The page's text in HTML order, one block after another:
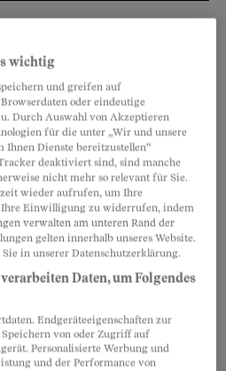
können sich
Arbeitnehmer ein Stück
schwarz auf weiss,
mit den Leistungen
wichtig
und greifen auf
oder eindeutige
Durch Auswahl von Akzeptieren
für die unter „Wir und unsere
Ihnen Dienste bereitzustellen“
deaktiviert sind, sind manche
nicht mehr so relevant für Sie.
wieder aufrufen, um Ihre
Ihre Einwilligung zu widerrufen, indem
verwalten am unteren Rand der
gelten innerhalb unseres Website.
in unserer Datenschutzerklärung.
Daten, um Folgendes
Endgeräteeigenschaften zur
von oder Zugriff auf
Personalisierte Werbung und
und der Performance von